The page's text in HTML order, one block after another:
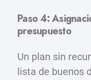
Paso 4:
presupuesto
Un plan sin
lista de buenos